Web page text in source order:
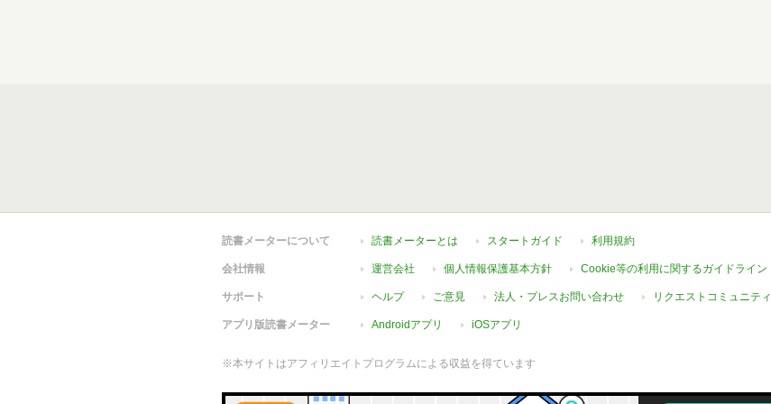
読書メーターについて 読書メーターとは スタートガイド 利用規約
会社情報 運営会社 個人情報保護基本方針 Cookie等の利用に関するガイドライン
サポート ヘルプ ご意見 法人・プレスお問い合わせ リクエストコミュニティ
アプリ版読書メーター Androidアプリ iOSアプリ
※本サイトはアフィリエイトプログラムによる収益を得ています